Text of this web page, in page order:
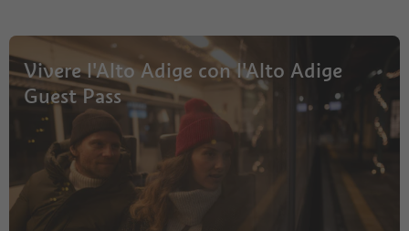
Vivere l'Alto Adige con l'Alto Adige
Guest Pass